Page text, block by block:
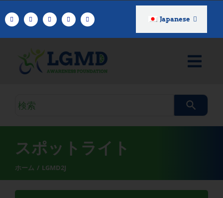
ン
Japanese
検
ク
エ
リ
スポットライト
ホーム LGMD2J